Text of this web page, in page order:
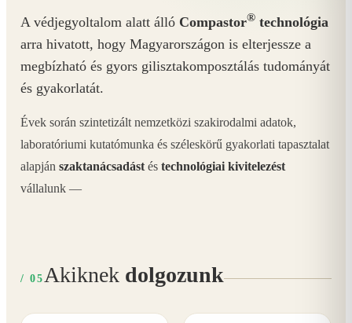
A védjegyoltalom alatt álló Compastor® technológia
arra hivatott, hogy Magyarországon is elterjessze a
megbízható és gyors gilisztakomposztálás tudományát
és gyakorlatát.
Évek során szintetizált nemzetközi szakirodalmi adatok,
laboratóriumi kutatómunka és széleskörű gyakorlati tapasztalat
alapján szaktanácsadást és technológiai kivitelezést
vállalunk —
/ 05 Akiknek dolgozunk